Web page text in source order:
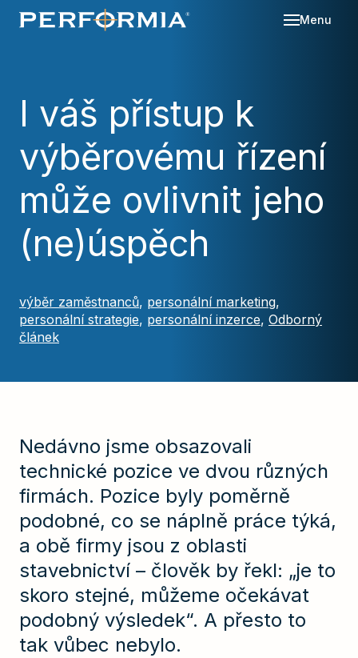
Menu
I váš přístup k
výběrovému řízení
může ovlivnit jeho
(ne)úspěch
výběr zaměstnanců, personální marketing,
personální strategie, personální inzerce, Odborný
článek
Nedávno jsme obsazovali
technické pozice ve dvou různých
firmách. Pozice byly poměrně
podobné, co se náplně práce týká,
a obě firmy jsou z oblasti
stavebnictví – člověk by řekl: „je to
skoro stejné, můžeme očekávat
podobný výsledek“. A přesto to
tak vůbec nebylo.